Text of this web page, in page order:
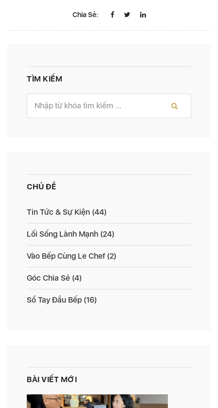
Chia Sẻ:
TÌM KIẾM
CHỦ ĐỀ
Tin Tức & Sự Kiện (44)
Lối Sống Lành Mạnh (24)
Vào Bếp Cùng Le Chef (2)
Góc Chia Sẻ (4)
Sổ Tay Đầu Bếp (16)
BÀI VIẾT MỚI